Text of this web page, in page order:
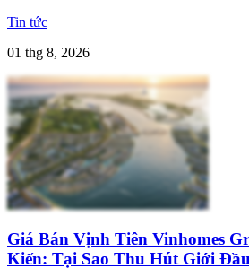
Tin tức
01 thg 8, 2026
Giá Bán Vịnh Tiên Vinhomes
Kiến: Tại Sao Thu Hút Giới